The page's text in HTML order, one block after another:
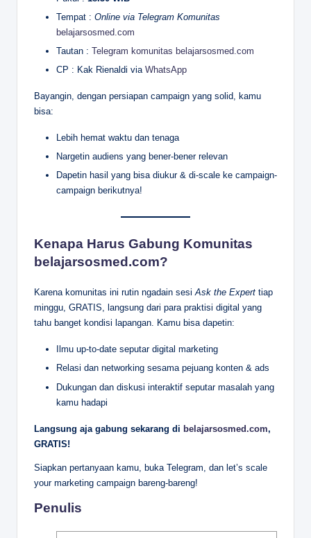
Tempat : Online via Telegram Komunitas
belajarsosmed.com
Tautan : Telegram komunitas belajarsosmed.com
CP : Kak Rienaldi via WhatsApp
Bayangin, dengan persiapan campaign yang solid, kamu
bisa:
Lebih hemat waktu dan tenaga
Nargetin audiens yang bener-bener relevan
Dapetin hasil yang bisa diukur & di-scale ke campaign-
campaign berikutnya!
Kenapa Harus Gabung Komunitas
belajarsosmed.com?
Karena komunitas ini rutin ngadain sesiAsk the Expert tiap
minggu, GRATIS, langsung dari para praktisi digital yang
tahu banget kondisi lapangan. Kamu bisa dapetin:
Ilmu up-to-date seputar digital marketing
Relasi dan networking sesama pejuang konten & ads
Dukungan dan diskusi interaktif seputar masalah yang
kamu hadapi
Langsung aja gabung sekarang di belajarsosmed.com,
GRATIS!
Siapkan pertanyaan kamu, buka Telegram, dan let’s scale
your marketing campaign bareng-bareng!
Penulis